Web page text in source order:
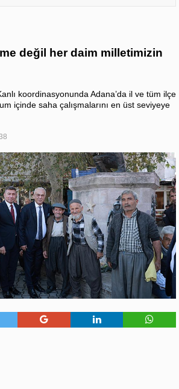
değil her daim milletimizin
koordinasyonunda Adana’da il ve tüm ilçe
içinde saha çalışmalarını en üst seviyeye